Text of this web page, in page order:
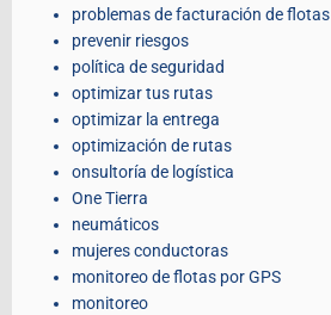
problemas de facturación de flotas
prevenir riesgos
política de seguridad
optimizar tus rutas
optimizar la entrega
optimización de rutas
onsultoría de logística
One Tierra
neumáticos
mujeres conductoras
monitoreo de flotas por GPS
monitoreo